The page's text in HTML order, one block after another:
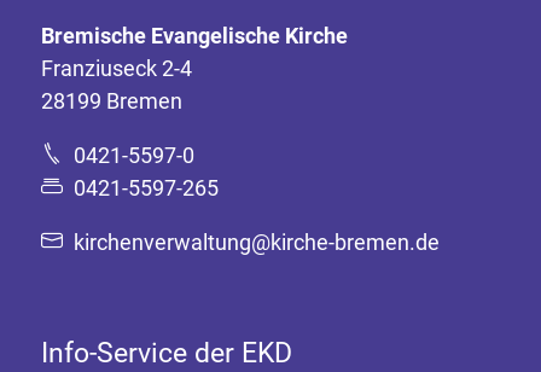
Bremische Evangelische Kirche
Franziuseck 2-4
28199 Bremen
0421-5597-0
0421-5597-265
kirchenverwaltung@kirche-bremen.de
Info-Service der EKD